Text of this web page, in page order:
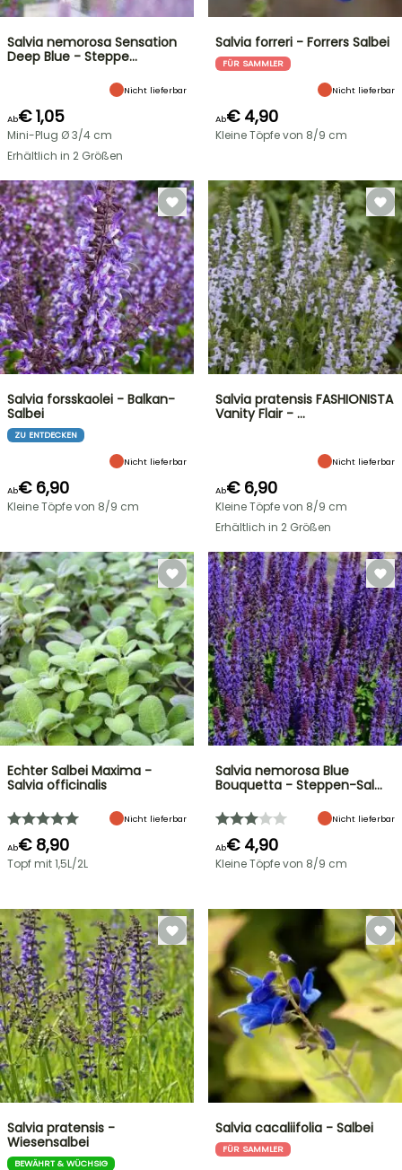
Salvia nemorosa Sensation
Deep Blue - Steppe…
Nicht lieferbar
Ab€ 1,05
Mini-Plug Ø 3/4 cm
Erhältlich in 2 Größen
Salvia forreri - Forrers Salbei
FÜR SAMMLER
Nicht lieferbar
Ab€ 4,90
Kleine Töpfe von 8/9 cm
Salvia forsskaolei - Balkan-
Salbei
ZU ENTDECKEN
Nicht lieferbar
Ab€ 6,90
Kleine Töpfe von 8/9 cm
Salvia pratensis FASHIONISTA
Vanity Flair - …
Nicht lieferbar
Ab€ 6,90
Kleine Töpfe von 8/9 cm
Erhältlich in 2 Größen
Echter Salbei Maxima -
Salvia officinalis
Nicht lieferbar
Ab€ 8,90
Topf mit 1,5L/2L
Salvia nemorosa Blue
Bouquetta - Steppen-Sal…
Nicht lieferbar
Ab€ 4,90
Kleine Töpfe von 8/9 cm
Salvia pratensis -
Wiesensalbei
BEWÄHRT & WÜCHSIG
Salvia cacaliifolia - Salbei
FÜR SAMMLER